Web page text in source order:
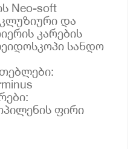
Neo-soft
და
კარების
სანდო
ფირი